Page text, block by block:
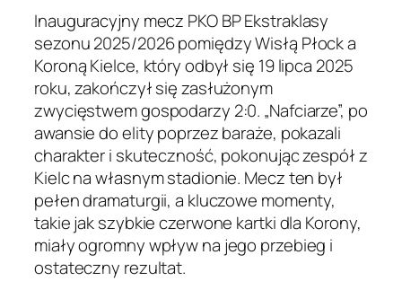
Inauguracyjny mecz PKO BP Ekstraklasy
sezonu 2025/2026 pomiędzy Wisłą Płock a
Koroną Kielce, który odbył się 19 lipca 2025
roku, zakończył się zasłużonym
zwycięstwem gospodarzy 2:0. „Nafciarze”, po
awansie do elity poprzez baraże, pokazali
charakter i skuteczność, pokonując zespół z
Kielc na własnym stadionie. Mecz ten był
pełen dramaturgii, a kluczowe momenty,
takie jak szybkie czerwone kartki dla Korony,
miały ogromny wpływ na jego przebieg i
ostateczny rezultat.